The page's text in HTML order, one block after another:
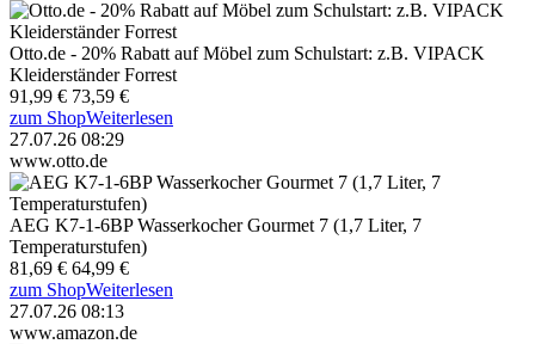
Otto.de - 20% Rabatt auf Möbel zum Schulstart: z.B. VIPACK
Kleiderständer Forrest
91,99 € 73,59 €
zum ShopWeiterlesen
27.07.26 08:29
www.otto.de
AEG K7-1-6BP Wasserkocher Gourmet 7 (1,7 Liter, 7
Temperaturstufen)
81,69 € 64,99 €
zum ShopWeiterlesen
27.07.26 08:13
www.amazon.de